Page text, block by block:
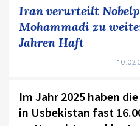
Iran verurteilt
Mohammadi zu
Jahren Haft
10.02
Im Jahr 2025 haben
in Usbekistan fast